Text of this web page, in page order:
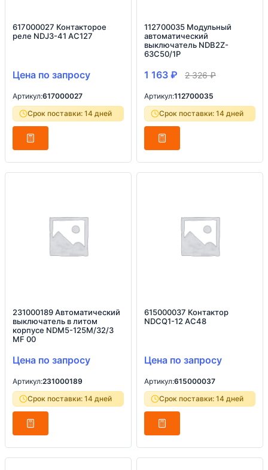
617000027 Контакторое
реле NDJ3-41 AC127
Цена по запросу
Артикул:617000027
Срок поставки: 14 дней
112700035 Модульный
автоматический
выключатель NDB2Z-
63C50/1P
1 163 ₽ 2 326₽
Артикул:112700035
Срок поставки: 14 дней
231000189 Автоматический
выключатель в литом
корпусе NDM5-125M/32/3
MF 00
Цена по запросу
Артикул:231000189
Срок поставки: 14 дней
615000037 Контактор
NDCQ1-12 AC48
Цена по запросу
Артикул:615000037
Срок поставки: 14 дней